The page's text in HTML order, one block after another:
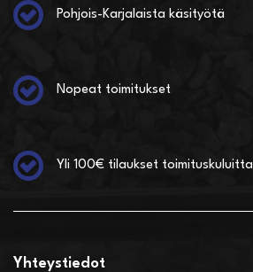
Pohjois-Karjalaista käsityötä
Nopeat toimitukset
Yli 100€ tilaukset toimituskuluitta
Yhteystiedot